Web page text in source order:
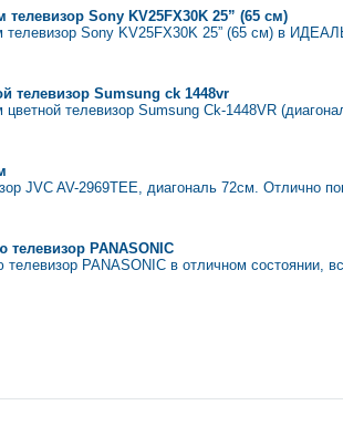
телевизор Sony KV25FX30K 25” (65 см)
телевизор Sony KV25FX30K 25” (65 см) в
телевизор Sumsung ck 1448vr
цветной телевизор Sumsung Ck-1448VR
JVC AV-2969TEE, диагональ 72см. Отлично
телевизор PANASONIC
телевизор PANASONIC в отличном состоянии,